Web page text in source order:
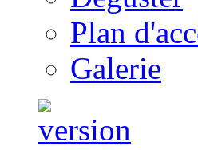
Plan
Galerie